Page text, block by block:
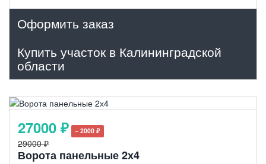
Оформить заказ
Купить участок в Калининградской
области
27000 ₽ − 2000 ₽
29000 ₽
Ворота панельные 2х4